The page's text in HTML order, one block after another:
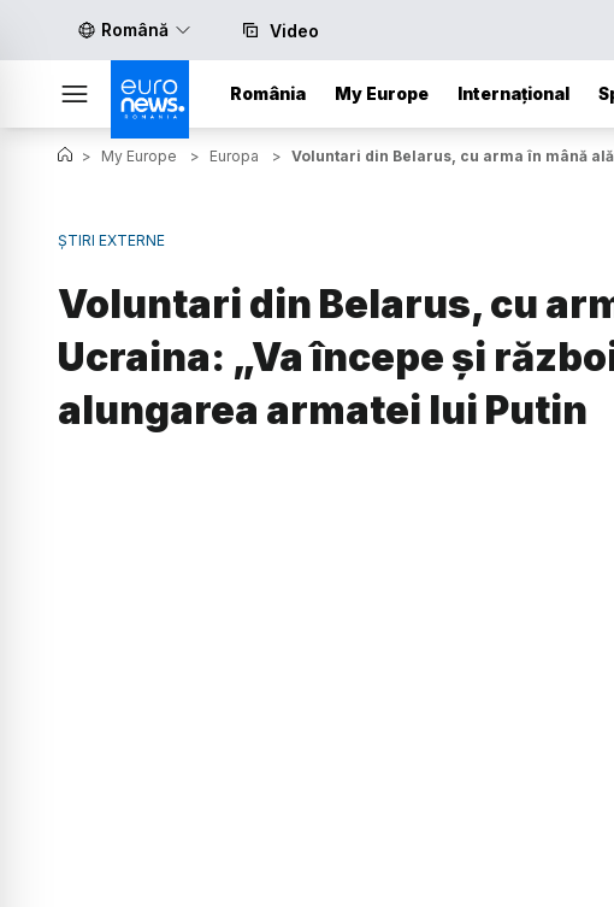
Română Video
România My Europe Internațional
> My Europe > Europa > Voluntari din Belarus, cu arma în mână
ȘTIRI EXTERNE
Voluntari din Belarus, cu
Ucraina: „Va începe și
alungarea armatei lui Putin